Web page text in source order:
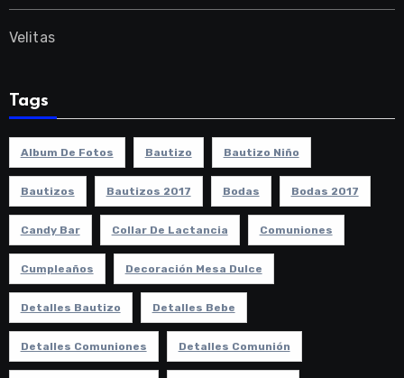
Velitas
Tags
Album De Fotos Bautizo Bautizo Niño
Bautizos Bautizos 2017 Bodas Bodas 2017
Candy Bar Collar De Lactancia Comuniones
Cumpleaños Decoración Mesa Dulce
Detalles Bautizo Detalles Bebe
Detalles Comuniones Detalles Comunión